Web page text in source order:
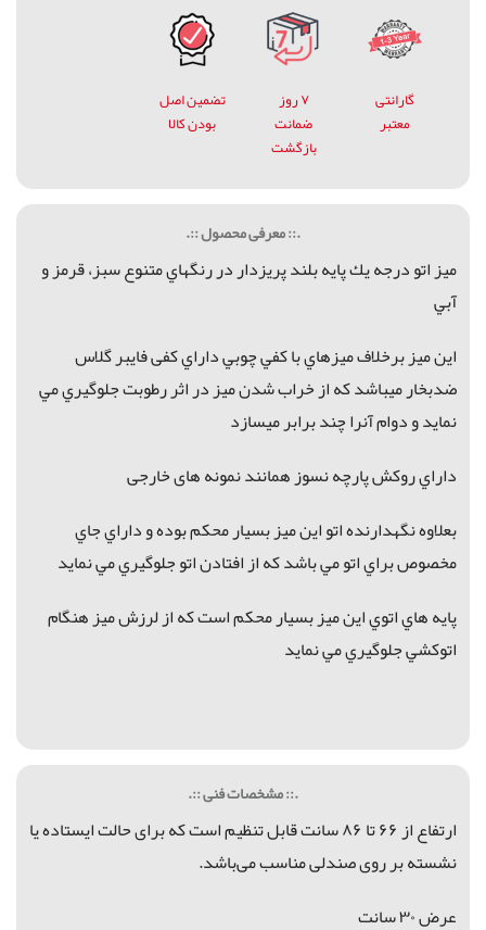
گارانتی
معتبر
۷ روز
ضمانت
بازگشت
تضمین اصل
بودن کالا
.:: معرفی محصول ::.
ميز اتو درجه يك پايه بلند پريزدار در رنگهاي متنوع سبز، قرمز و
آبي
اين ميز برخلاف ميزهاي با كفي چوبي داراي کفی فايبر گلاس
ضدبخار ميباشد كه از خراب شدن ميز در اثر رطوبت جلوگيري مي
نمايد و دوام آنرا چند برابر ميسازد
داراي روکش پارچه نسوز همانند نمونه های خارجی
بعلاوه نگهدارنده اتو اين ميز بسيار محكم بوده و داراي جاي
مخصوص براي اتو مي باشد كه از افتادن اتو جلوگيري مي نمايد
پايه هاي اتوي اين ميز بسيار محكم است كه از لرزش ميز هنگام
اتوكشي جلوگيري مي نمايد
.:: مشخصات فنی ::.
ارتفاع از ۶۶ تا ۸۶ سانت قابل تنظیم است که برای حالت ایستاده یا
نشسته بر روی صندلی مناسب می‌باشد.
عرض ۳۰ سانت